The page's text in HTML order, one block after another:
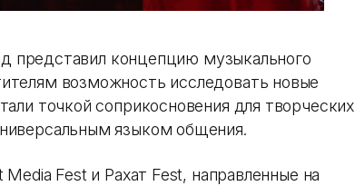
представил концепцию музыкального
возможность исследовать новые
точкой соприкосновения для творческих
языком общения.
Fest и Рахат Fest, направленные на